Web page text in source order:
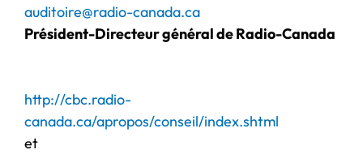
auditoire@radio-canada.ca
Président-Directeur général de Radio-Canada
http://cbc.radio-
canada.ca/apropos/conseil/index.shtml
et